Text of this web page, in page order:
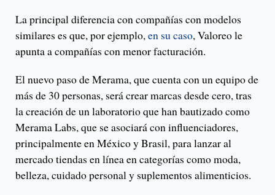
La principal diferencia con compañías con modelos
similares es que, por ejemplo,en su caso, Valoreo le
apunta a compañías con menor facturación.
El nuevo paso de Merama, que cuenta con un equipo de
más de 30 personas, será crear marcas desde cero, tras
la creación de un laboratorio que han bautizado como
Merama Labs, que se asociará con influenciadores,
principalmente en México y Brasil, para lanzar al
mercado tiendas en línea en categorías como moda,
belleza, cuidado personal y suplementos alimenticios.